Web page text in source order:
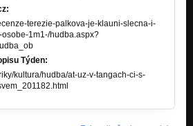
terezie-palkova-je-klauni-slecna-i-
1m1-/hudba.aspx?
Týden:
kultura/hudba/at-uz-v-tangach-ci-s-